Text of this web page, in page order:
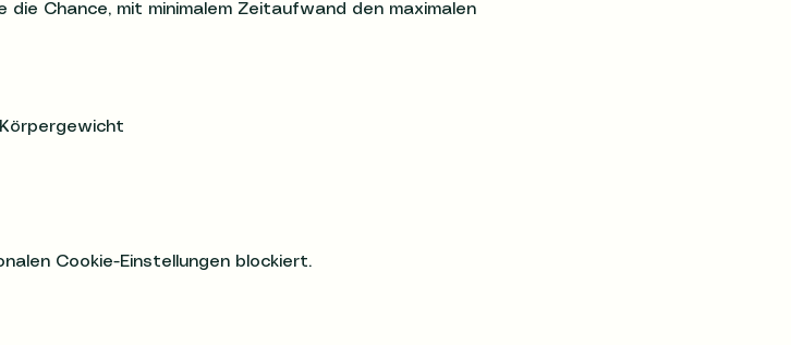
Chance, mit minimalem Zeitaufwand den maximalen
Cookie-Einstellungen blockiert.